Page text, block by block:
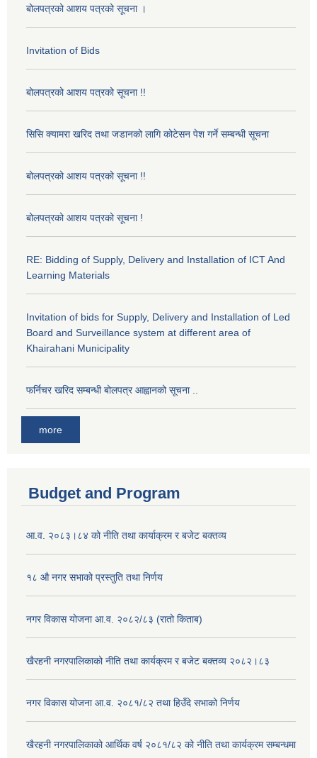
बोलपत्रको आशय पत्रको सूचना ।
Invitation of Bids
बोलपत्रको आशय पत्रको सूचना !!
सिसि क्यामरा खरिद तथा जडानको लागि कोटेसन पेश गर्ने सम्बन्धी सूचना
बोलपत्रको आशय पत्रको सूचना !!
बोलपत्रको आशय पत्रको सूचना !
RE: Bidding of Supply, Delivery and Installation of ICT And
Learning Materials
Invitation of bids for Supply, Delivery and Installation of Led
Board and Surveillance system at different area of
Khairahani Municipality
फर्निचर खरिद सम्बन्धी बोलपत्र आह्वानको सूचना ..
more
Budget and Program
आ.व. २०८३।८४ को नीति तथा कार्याक्रम र बजेट बक्तव्य
१८ औ नगर सभाको प्रस्तुति तथा निर्णय
नगर विकास योजना आ.व. २०८२/८३ (रातो किताब)
खैरहनी नगरपालिकाको नीति तथा कार्यक्रम र बजेट बक्तव्य २०८२।८३
नगर विकास योजना आ.व. २०८१/८२ तथा हिउँदे सभाको निर्णय
खैरहनी नगरपालिकाको आर्थिक वर्ष २०८१/८२ को नीति तथा कार्यक्रम सम्बन्धमा